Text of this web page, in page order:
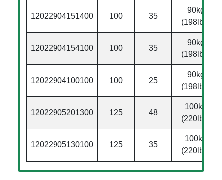
12022904151400 100 35
90kg
(198lbs)
12022904154100 100 35
90kg
(198lbs)
12022904100100 100 25
90kg
(198lbs)
12022905201300 125 48
100kg
(220lbs)
12022905130100 125 35
100kg
(220lbs)